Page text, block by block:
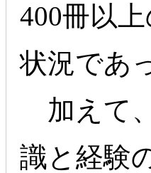
400冊以
状況であ
加えて
識と経験